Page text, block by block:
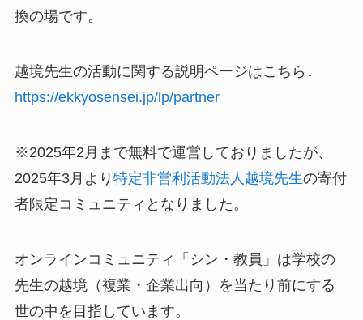
換の場です。
越境先生の活動に関する説明ページはこちら↓
https://ekkyosensei.jp/lp/partner
※2025年2月まで無料で運営しておりましたが、
2025年3月より 特定非営利活動法人越境先生の寄付
者限定コミュニティとなりました。
オンラインコミュニティ「シン・教員」は学校の
先生の越境（複業・企業出向）を当たり前にする
世の中を目指しています。